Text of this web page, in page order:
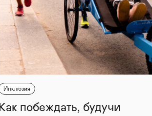
Инклюзия
Как побеждать, будучи